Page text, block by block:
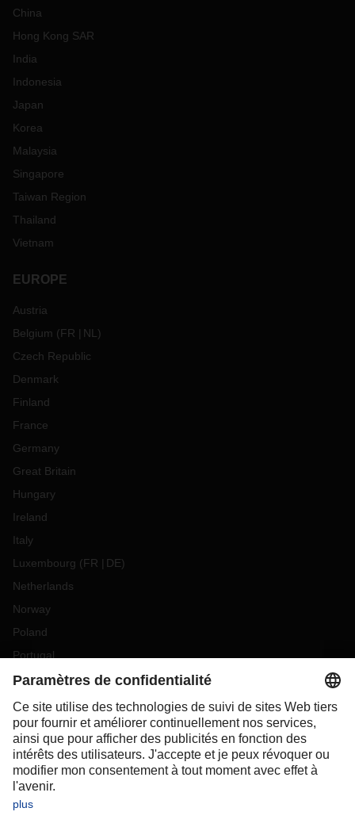
China
Hong Kong SAR
India
Indonesia
Japan
Korea
Malaysia
Singapore
Taiwan Region
Thailand
Vietnam
EUROPE
Austria
Belgium (FR NL )
Czech Republic
Denmark
Finland
France
Germany
Great Britain
Hungary
Ireland
Italy
Luxembourg (FR DE)
Netherlands
Norway
Poland
Portugal
Romania
Slovakia
Spain
Sweden
Switzerland(DE FR)
Turkey